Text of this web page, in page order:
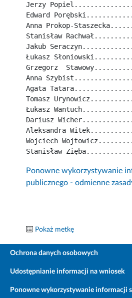
Jerzy
Edward
Anna Prokop-
Stanisław
Jakub
Łukasz
Grzegorz
Anna
Agata
Tomasz
Łukasz
Dariusz
Aleksandra
Wojciech
Stanisław
Ponowne wykorzystywanie
publicznego - odmienne
Pokaż metkę
Ochrona danych osobowych
Udostępnianie informacji na wniosek
Ponowne wykorzystywanie informacji